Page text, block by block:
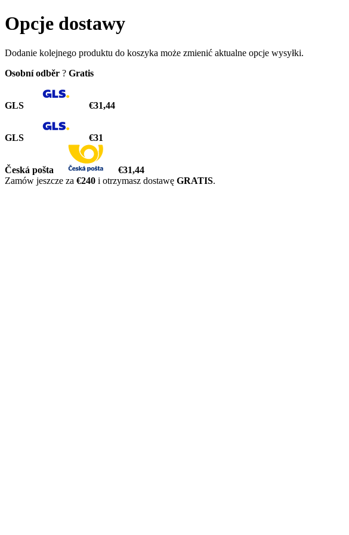
Opcje dostawy
Dodanie kolejnego produktu do koszyka może zmienić aktualne opcje wysyłki.
Osobní odběr ? Gratis
GLS €31,44
GLS €31
Česká pošta
€31,44
Zamów jeszcze za €240 i otrzymasz dostawę GRATIS.